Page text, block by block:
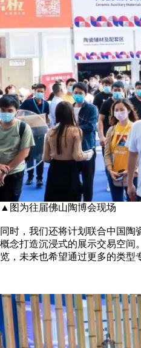
▲图为往届佛山陶博会现场
同时，我们还将计划联合中国
概念打造沉浸式的展示交易空间
览，未来也希望通过更多的类型